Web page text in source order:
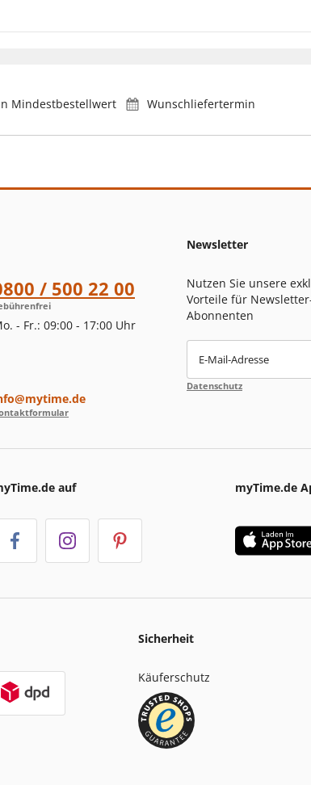
Mindestbestellwert Wunschliefertermin
/ 500 22 00
- Fr.: 09:00 - 17:00 Uhr
Newsletter
Nutzen Sie unsere
Vorteile für
Abonnenten
E-Mail-Adresse
Datenschutz
auf myTime.de
Sicherheit
Käuferschutz